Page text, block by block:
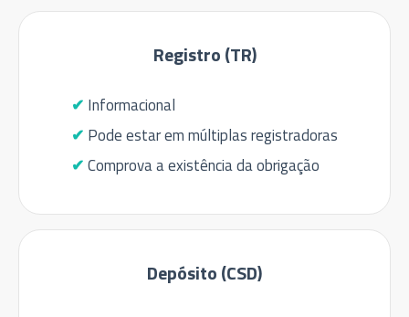
Registro (TR)
Informacional
Pode estar em múltiplas registradoras
Comprova a existência da obrigação
Depósito (CSD)